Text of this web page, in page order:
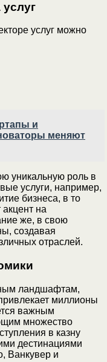
услуг можно
и
меняют
уникальную роль в
услуги, например,
бизнеса, в то
на
же, в свою
создавая
отраслей.
ландшафтам,
миллионы
важным
множество
в казну
дестинациями
Ванкувер и